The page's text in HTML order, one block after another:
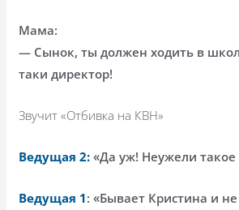
Мама:
— Сынок, ты должен ходить в
таки директор!
Звучит «Отбивка на КВН»
Ведущая 2: «Да уж! Неужели такое
Ведущая 1: «Бывает Кристина и